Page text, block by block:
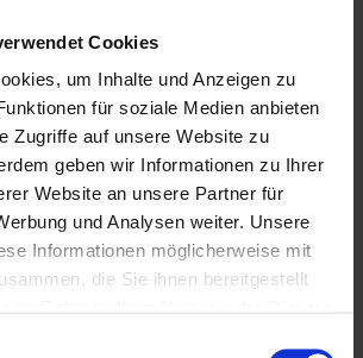
Cookies
um Inhalte und Anzeigen zu
für soziale Medien anbieten
Zugriffe auf unsere Website zu
geben wir Informationen zu Ihrer
Website an unsere Partner für
und Analysen weiter. Unsere
Informationen möglicherweise mit
die Sie ihnen bereitgestellt
und Wandverkleidungs-GmbH
6
33 90
schwarz.de